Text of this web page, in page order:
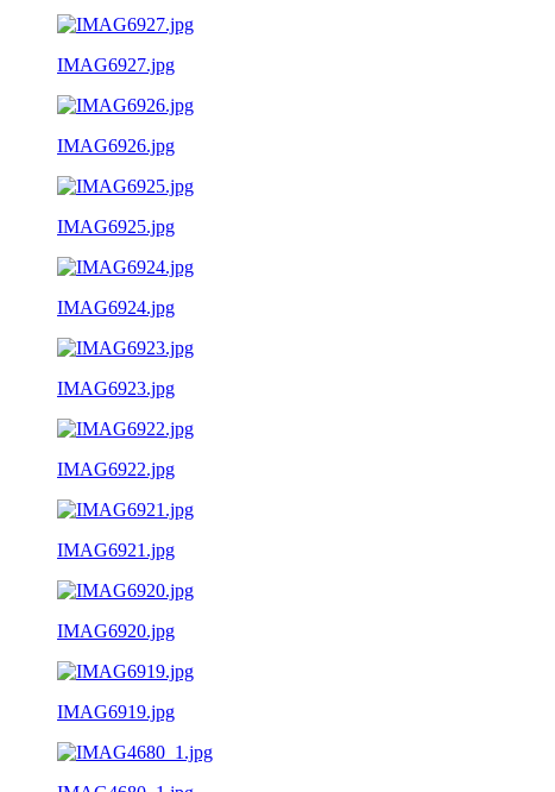
IMAG6927.jpg
IMAG6926.jpg
IMAG6925.jpg
IMAG6924.jpg
IMAG6923.jpg
IMAG6922.jpg
IMAG6921.jpg
IMAG6920.jpg
IMAG6919.jpg